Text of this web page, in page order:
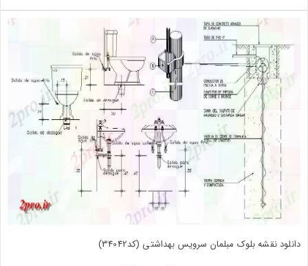
دانلود نقشه بلوک مبلمان سرویس بهداشتی (کد34042)